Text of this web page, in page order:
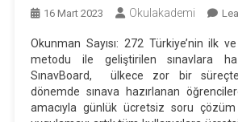
16 Mart 2023 Okulakademi
Okunman Sayısı: 272 Türkiye’nin ilk
metodu ile geliştirilen sınavlara
SınavBoard, ülkece zor bir
dönemde sınava hazırlanan
amacıyla günlük ücretsiz soru çözüm